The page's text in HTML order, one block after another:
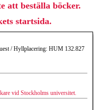
att beställa böcker.
startsida.
/ Hyllplacering: HUM 132.827
vid Stockholms universitet.